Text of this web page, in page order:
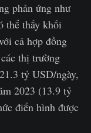
phản ứng như
thể thấy khối
cả hợp đồng
thị trường
tỷ USD/ngày,
2023 (13.9 tỷ
điển hình được